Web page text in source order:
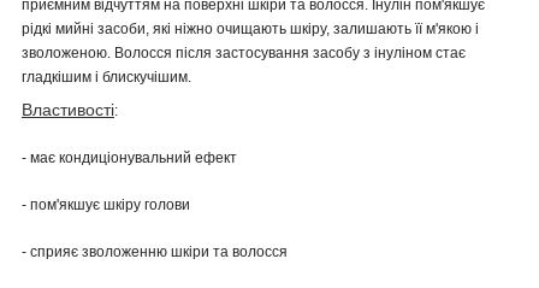
приємним відчуттям на поверхні шкіри та волосся. Інулін пом'якшує
рідкі мийні засоби, які ніжно очищають шкіру, залишають її м'якою і
зволоженою. Волосся після застосування засобу з інуліном стає
гладкішим і блискучішим.
Властивості:
- має кондиціонувальний ефект
- пом'якшує шкіру голови
- сприяє зволоженню шкіри та волосся